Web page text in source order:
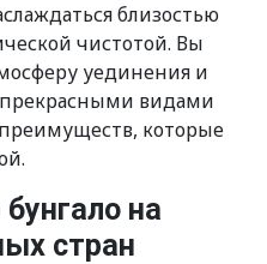
близостью
чистотой. Вы
уединения и
видами
которые
на
стран